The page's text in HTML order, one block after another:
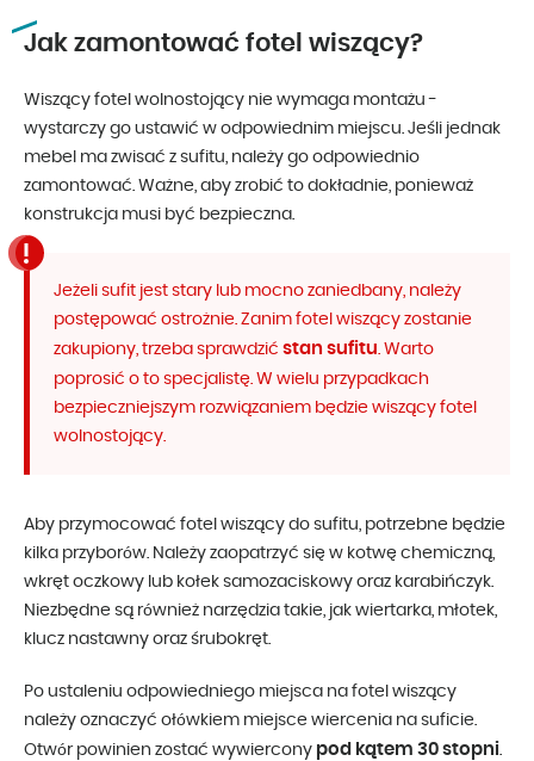
Jak zamontować fotel wiszący?
Wiszący fotel wolnostojący nie wymaga montażu -
wystarczy go ustawić w odpowiednim miejscu. Jeśli jednak
mebel ma zwisać z sufitu, należy go odpowiednio
zamontować. Ważne, aby zrobić to dokładnie, ponieważ
konstrukcja musi być bezpieczna.
Jeżeli sufit jest stary lub mocno zaniedbany, należy
postępować ostrożnie. Zanim fotel wiszący zostanie
zakupiony, trzeba sprawdzić stan sufitu. Warto
poprosić o to specjalistę. W wielu przypadkach
bezpieczniejszym rozwiązaniem będzie wiszący fotel
wolnostojący.
Aby przymocować fotel wiszący do sufitu, potrzebne będzie
kilka przyborów. Należy zaopatrzyć się w kotwę chemiczną,
wkręt oczkowy lub kołek samozaciskowy oraz karabińczyk.
Niezbędne są również narzędzia takie, jak wiertarka, młotek,
klucz nastawny oraz śrubokręt.
Po ustaleniu odpowiedniego miejsca na fotel wiszący
należy oznaczyć ołówkiem miejsce wiercenia na suficie.
Otwór powinien zostać wywiercony pod kątem 30 stopni.